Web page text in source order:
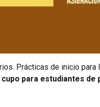
Prácticas de inicio para
para estudiantes de